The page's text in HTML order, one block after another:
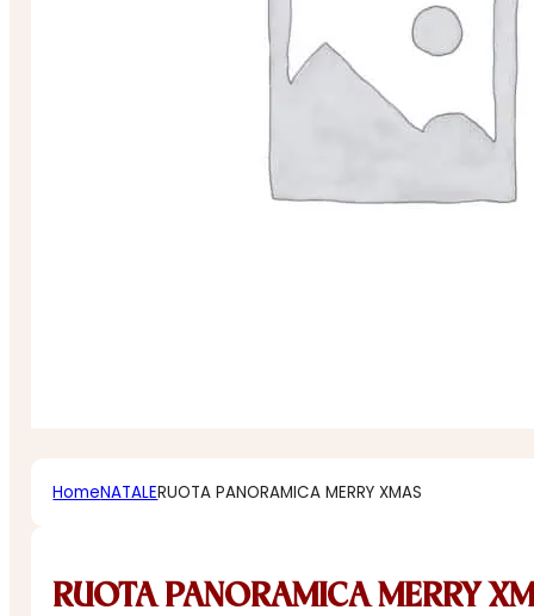
HomeNATALERUOTA PANORAMICA MERRY XMAS
RUOTA PANORAMICA MERRY